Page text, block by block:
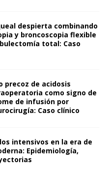
despierta combinando
y broncoscopia flexible
total: Caso
precoz de acidosis
como signo de
de infusión por
Caso clínico
intensivos en la era de
Epidemiología,